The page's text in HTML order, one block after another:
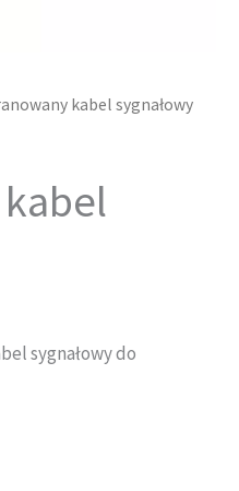
kabel sygnałowy
sygnałowy do